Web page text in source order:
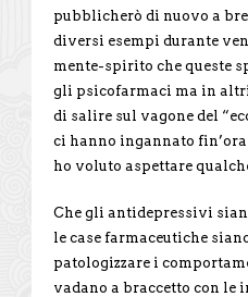
pubblicherò di nuovo a
diversi esempi durante
mente-spirito che queste
gli psicofarmaci ma in
di salire sul vagone del
ci hanno ingannato
ho voluto aspettare
Che gli antidepressivi
le case farmaceutiche
patologizzare i
vadano a braccetto con le